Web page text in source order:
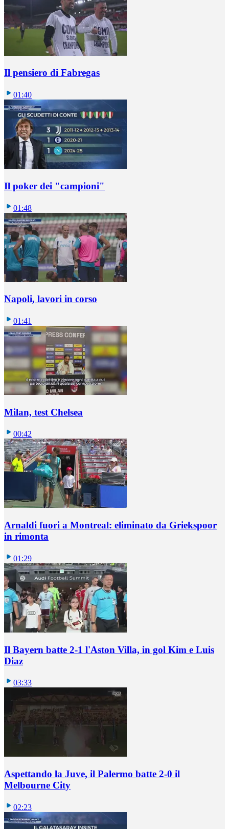
Il pensiero di Fabregas
01:40
Il poker dei "campioni"
01:48
Napoli, lavori in corso
01:41
Milan, test Chelsea
00:42
Arnaldi fuori a Montreal: eliminato da Griekspoor
in rimonta
01:29
Il Bayern batte 2-1 l'Aston Villa, in gol Kim e Luis
Diaz
03:33
Aspettando la Juve, il Palermo batte 2-0 il
Melbourne City
02:23